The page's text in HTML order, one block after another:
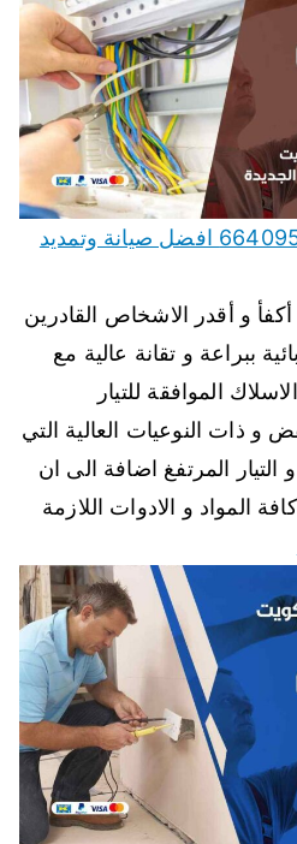
فني تمديدات الكويت 66409555 افضل صيانة وتمديد
و أقدر الاشخاص القادرين
ببراعة و تقانة عالية مع
الموافقة للتيار
و ذات النوعيات العالية التي
المرتفغ اضافة الى ان
المواد و الادوات اللازمة